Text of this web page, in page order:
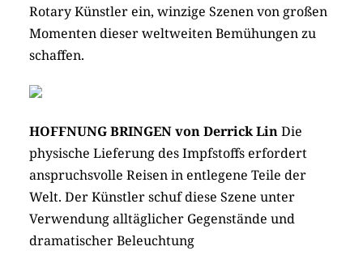
Rotary Künstler ein, winzige Szenen von großen
Momenten dieser weltweiten Bemühungen zu
schaffen.
HOFFNUNG BRINGEN von Derrick LinDie
physische Lieferung des Impfstoffs erfordert
anspruchsvolle Reisen in entlegene Teile der
Welt. Der Künstler schuf diese Szene unter
Verwendung alltäglicher Gegenstände und
dramatischer Beleuchtung